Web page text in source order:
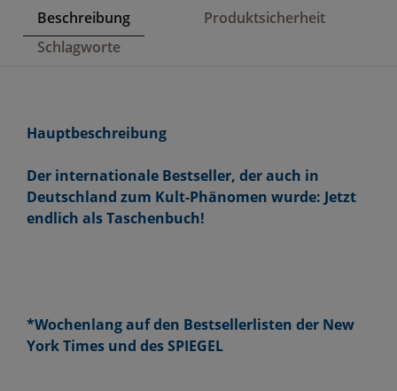
Beschreibung
Produktsicherheit
Schlagworte
Hauptbeschreibung
Der internationale Bestseller, der auch in
Deutschland zum Kult-Phänomen wurde: Jetzt
endlich als Taschenbuch!
*Wochenlang auf den Bestsellerlisten der New
York Times und des SPIEGEL